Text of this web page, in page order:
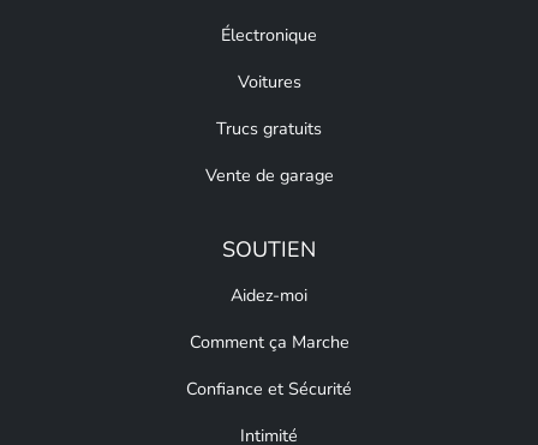
Électronique
Voitures
Trucs gratuits
Vente de garage
SOUTIEN
Aidez-moi
Comment ça Marche
Confiance et Sécurité
Intimité